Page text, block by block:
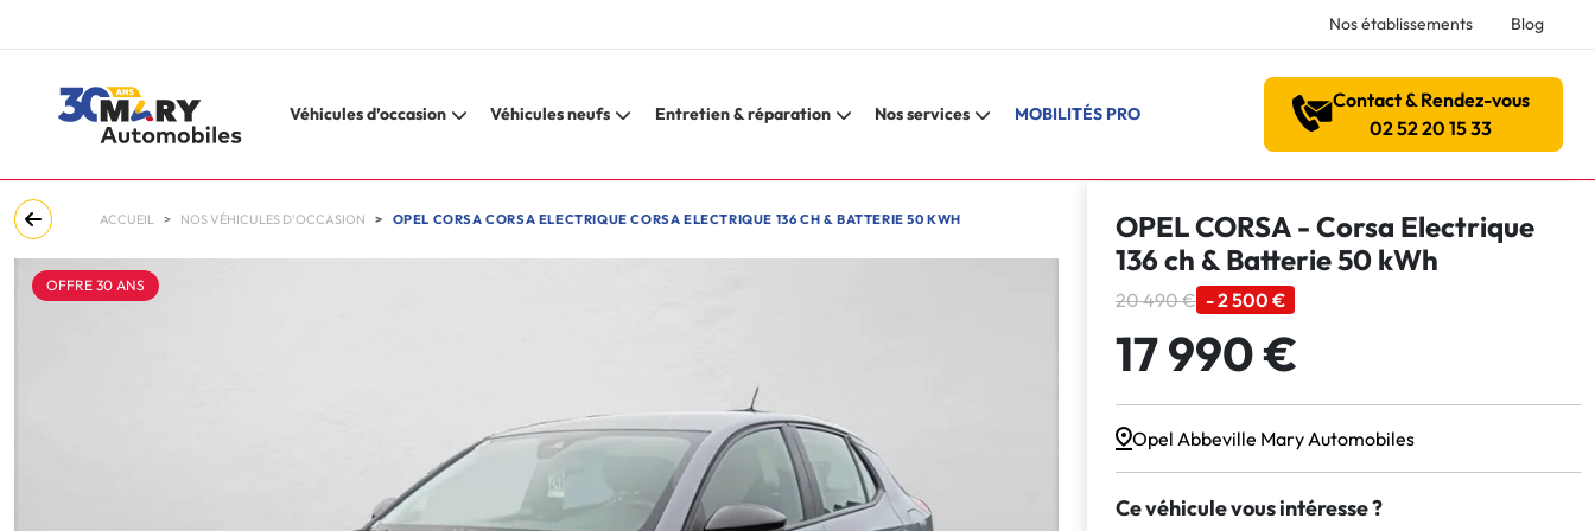
Nos établissements Blog
Véhicules d’occasion Véhicules neufs Entretien & réparation Nos services MOBILITÉS PRO
Contact & Rendez-vous
02 52 20 15 33
ACCUEIL NOS VÉHICULES D'OCCASION OPEL CORSA CORSA ELECTRIQUE CORSA ELECTRIQUE 136 CH & BATTERIE 50 KWH
OFFRE 30 ANS
OPEL CORSA - Corsa Electrique
136 ch & Batterie 50 kWh
20 490 € - 2 500 €
17 990 €
Opel Abbeville Mary Automobiles
Ce véhicule vous intéresse ?